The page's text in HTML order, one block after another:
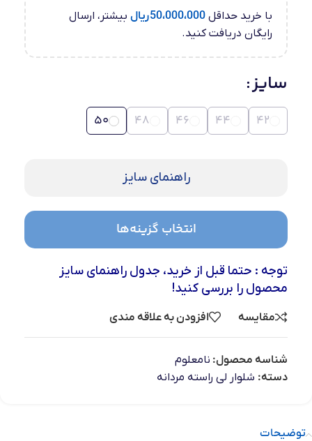
با خرید حداقل 50،000،000ریال بیشتر، ارسال
رایگان دریافت کنید.
سایز
42
44
46
48
50
راهنمای سایز
انتخاب گزینه‌ها
توجه : حتما قبل از خرید، جدول راهنمای سایز
محصول را بررسی کنید!
مقایسه افزودن به علاقه مندی
شناسه محصول: نامعلوم
دسته: شلوار لی راسته مردانه
توضیحات